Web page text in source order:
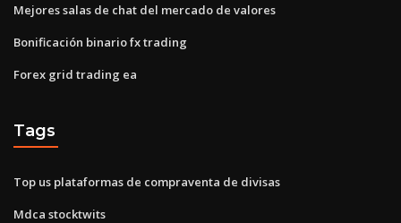
Mejores salas de chat del mercado de valores
Bonificación binario fx trading
Forex grid trading ea
Tags
Top us plataformas de compraventa de divisas
Mdca stocktwits